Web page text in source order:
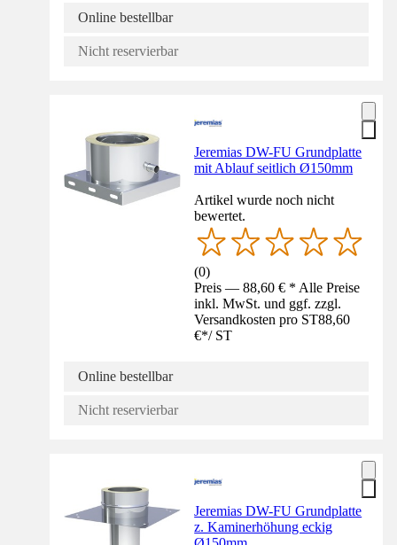
Online bestellbar
Nicht reservierbar
Jeremias DW-FU Grundplatte
mit Ablauf seitlich Ø150mm
Artikel wurde noch nicht
bewertet.
(0)
Preis — 88,60 € * Alle Preise
inkl. MwSt. und ggf. zzgl.
Versandkosten pro ST88,60
€*/ ST
Online bestellbar
Nicht reservierbar
Jeremias DW-FU Grundplatte
z. Kaminerhöhung eckig